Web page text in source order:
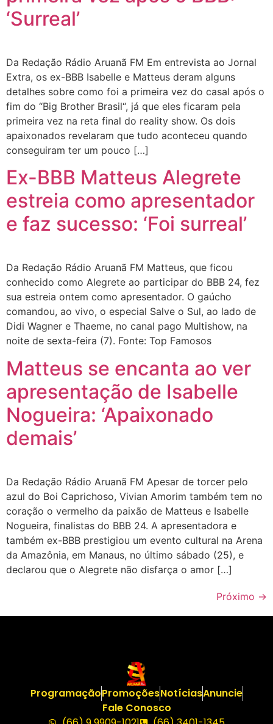
‘Surreal’
Da Redação Rádio Aruanã FM Em entrevista ao Jornal
Extra, os ex-BBB Isabelle e Matteus deram alguns
detalhes sobre como foi a primeira vez do casal após o
fim do “Big Brother Brasil“, já que eles ficaram pela
primeira vez na reta final do reality show. Os dois
apaixonados revelaram que tudo aconteceu quando
conseguiram ter um pouco […]
Ex-BBB Matteus Alegrete
estreia como apresentador
e faz sucesso: ‘Foi surreal’
Da Redação Rádio Aruanã FM Matteus, que ficou
conhecido como Alegrete ao participar do BBB 24, fez
sua estreia ontem como apresentador. O gaúcho
comandou, ao vivo, o especial Salve o Sul, ao lado de
Didi Wagner e Thaeme, no canal pago Multishow, na
noite de sexta-feira (7). Fonte: Top Famosos
Matteus se encanta ao ver
apresentação de Isabelle
Nogueira: ‘Apaixonado
demais’
Da Redação Rádio Aruanã FM Apesar de torcer pelo
azul do Boi Caprichoso, Vivian Amorim também tem no
coração o vermelho da paixão de Matteus e Isabelle
Nogueira, finalistas do BBB 24. A apresentadora e
também ex-BBB prestigiou um evento cultural na Arena
da Amazônia, em Manaus, no último sábado (25), e
declarou que o Alegrete não disfarça o amor […]
Próximo →
ProgramaçãoPromoçõesNotíciasAnuncie
Fale Conosco